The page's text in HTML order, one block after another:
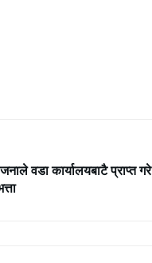
वडा कार्यालयबाटै प्राप्त गरे